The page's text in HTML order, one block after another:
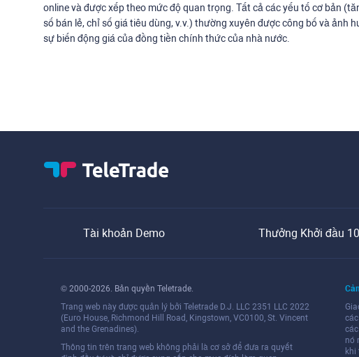
online và được xếp theo mức độ quan trọng. Tất cả các yếu tố cơ bản
số bán lẻ, chỉ số giá tiêu dùng, v.v.) thường xuyên được công bố và ảnh
sự biến động giá của đồng tiền chính thức của nhà nước.
Tài khoản Demo Thưởng Khởi đầu
© 2000-2026. Bản quyền Teletrade.
Trang web này được quản lý bởi Teletrade D.J. LLC 2351 LLC 2022
(Euro House, Richmond Hill Road, Kingstown, VC0100, St. Vincent
and the Grenadines).
Thông tin trên trang web không phải là cơ sở để đưa ra quyết
nó
khi